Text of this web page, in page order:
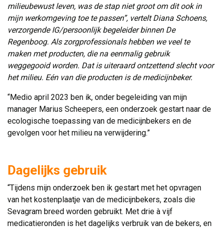
milieubewust leven, was de stap niet groot om dit ook in
mijn werkomgeving toe te passen”, vertelt Diana Schoens,
verzorgende IG/persoonlijk begeleider binnen De
Regenboog. Als zorgprofessionals hebben we veel te
maken met producten, die na eenmalig gebruik
weggegooid worden. Dat is uiteraard ontzettend slecht voor
het milieu. Eén van die producten is de medicijnbeker.
“Medio april 2023 ben ik, onder begeleiding van mijn
manager Marius Scheepers, een onderzoek gestart naar de
ecologische toepassing van de medicijnbekers en de
gevolgen voor het milieu na verwijdering.”
Dagelijks gebruik
“Tijdens mijn onderzoek ben ik gestart met het opvragen
van het kostenplaatje van de medicijnbekers, zoals die
Sevagram breed worden gebruikt. Met drie à vijf
medicatieronden is het dagelijks verbruik van de bekers, en